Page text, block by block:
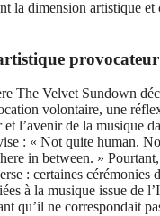
la dimension artistique et
provocateur
The Velvet Sundown
volontaire, une
et l’avenir de la musique
: « Not quite human.
in between. »
: certaines cérémonies
à la musique issue de
qu’il ne correspondait